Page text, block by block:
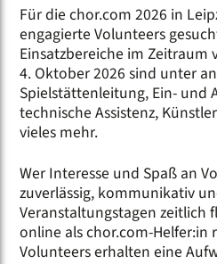
Für die chor.com 2026 in
engagierte Volunteers
Einsatzbereiche im Zeitraum
4. Oktober 2026 sind unter
Spielstättenleitung, Ein- und
technische Assistenz,
vieles mehr.
Wer Interesse und Spaß an
zuverlässig, kommunikativ
Veranstaltungstagen zeitlich
online als chor.com-Helfer:in
Volunteers erhalten eine